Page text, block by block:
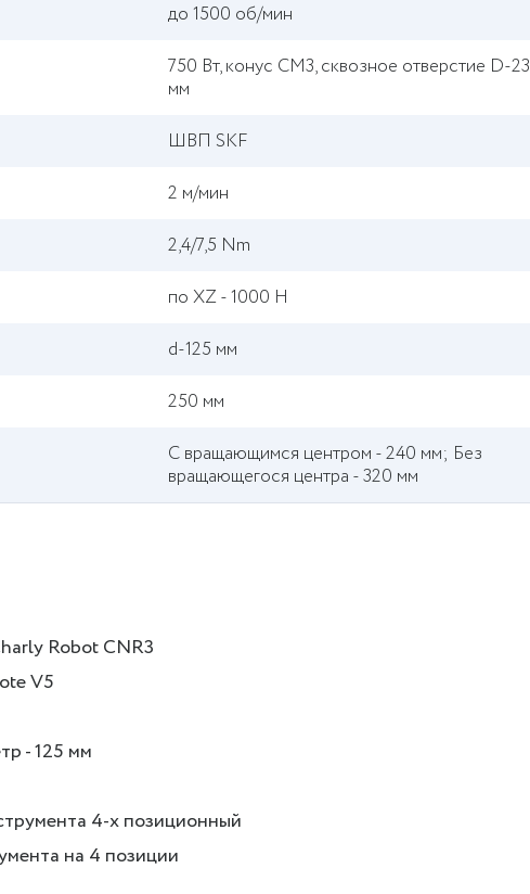
до 1500 об/мин
750 Вт, конус CM3, сквозное отверстие D-23
мм
ШВП SKF
2 м/мин
2,4/7,5 Nm
по XZ - 1000 Н
d-125 мм
250 мм
С вращающимся центром - 240 мм; Без
вращающегося центра - 320 мм
Robot CNR3
V5
- 125 мм
4-х позиционный
на 4 позиции